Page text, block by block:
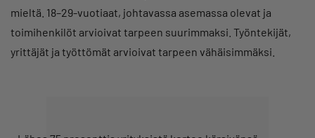
mieltä. 18–29-vuotiaat, johtavassa asemassa olevat ja
toimihenkilöt arvioivat tarpeen suurimmaksi. Työntekijät,
yrittäjät ja työttömät arvioivat tarpeen vähäisimmäksi.